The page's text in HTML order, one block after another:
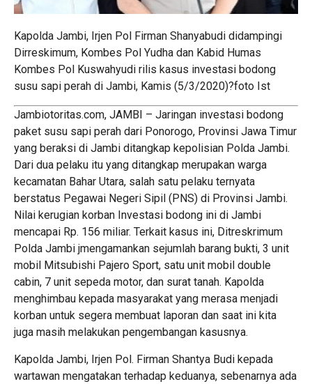
Kapolda Jambi, Irjen Pol Firman Shanyabudi didampingi
Dirreskimum, Kombes Pol Yudha dan Kabid Humas
Kombes Pol Kuswahyudi rilis kasus investasi bodong
susu sapi perah di Jambi, Kamis (5/3/2020)?foto Ist
Jambiotoritas.com, JAMBI – Jaringan investasi bodong
paket susu sapi perah dari Ponorogo, Provinsi Jawa Timur
yang beraksi di Jambi ditangkap kepolisian Polda Jambi.
Dari dua pelaku itu yang ditangkap merupakan warga
kecamatan Bahar Utara, salah satu pelaku ternyata
berstatus Pegawai Negeri Sipil (PNS) di Provinsi Jambi.
Nilai kerugian korban Investasi bodong ini di Jambi
mencapai Rp. 156 miliar. Terkait kasus ini, Ditreskrimum
Polda Jambi jmengamankan sejumlah barang bukti, 3 unit
mobil Mitsubishi Pajero Sport, satu unit mobil double
cabin, 7 unit sepeda motor, dan surat tanah. Kapolda
menghimbau kepada masyarakat yang merasa menjadi
korban untuk segera membuat laporan dan saat ini kita
juga masih melakukan pengembangan kasusnya.
Kapolda Jambi, Irjen Pol. Firman Shantya Budi kepada
wartawan mengatakan terhadap keduanya, sebenarnya ada